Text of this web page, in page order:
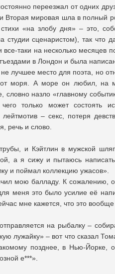
переезжал от одних
Вторая мировая шла в полный
«на злобу дня» – это,
студии сценаристом), так что
все-таки на несколько месяцев
в Лондон и была
лучшее место для поэта, но
моря. А море он любил, на
словно назло «главному
только может состоять
лейтмотив – секс, потеря
речь и слово.
и Кэйтлин в мужской
а я сижу и пытаюсь
и поймал коллекцию ужасов».
мою балладу. К сожалению,
меня это было усилие её
мне кажется, что это
на рыбалку –
лужайку» – вот что сказал
позднее, в Нью-Йорке,
е***».